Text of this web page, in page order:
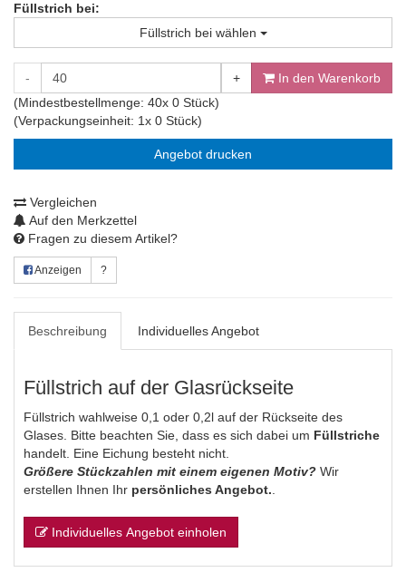
Füllstrich bei:
Füllstrich bei wählen
- +
In den Warenkorb
(Mindestbestellmenge: 40x 0 Stück)
(Verpackungseinheit: 1x 0 Stück)
Angebot drucken
Vergleichen
Auf den Merkzettel
Fragen zu diesem Artikel?
Anzeigen ?
Beschreibung Individuelles Angebot
Füllstrich auf der Glasrückseite
Füllstrich wahlweise 0,1 oder 0,2l auf der Rückseite des
Glases. Bitte beachten Sie, dass es sich dabei um Füllstriche
handelt. Eine Eichung besteht nicht.
Größere Stückzahlen mit einem eigenen Motiv? Wir
erstellen Ihnen Ihr persönliches Angebot.
Individuelles Angebot einholen